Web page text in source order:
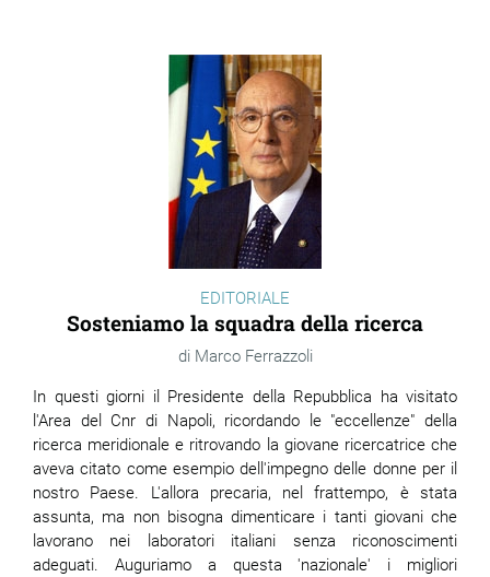
EDITORIALE
Sosteniamo la squadra della ricerca
Marco Ferrazzoli
In questi giorni il Presidente della Repubblica ha visitato
l'Area del Cnr di Napoli, ricordando le "eccellenze" della
ricerca meridionale e ritrovando la giovane ricercatrice che
aveva citato come esempio dell'impegno delle donne per il
nostro Paese. L'allora precaria, nel frattempo, è stata
assunta, ma non bisogna dimenticare i tanti giovani che
lavorano nei laboratori italiani senza riconoscimenti
adeguati. Auguriamo a questa 'nazionale' i migliori